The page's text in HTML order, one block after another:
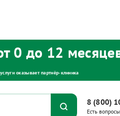
0 до 12
оказывает партнёр‑клиника
8 (800)
Есть